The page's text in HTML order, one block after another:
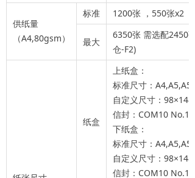
供纸量
（A4,80gsm）
标准 1200张 ，550张x2
最大
6350张 需选配2450
仓-F2)
纸盒
上纸盒：
标准尺寸：
自定义尺寸：
信封：COM10
下纸盒：
标准尺寸：
自定义尺寸：
信封：COM10